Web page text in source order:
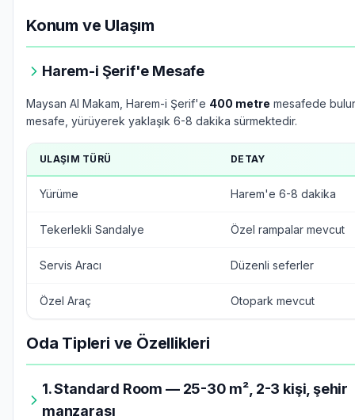
Konum ve Ulaşım
Harem-i Şerif'e Mesafe
Maysan Al Makam, Harem-i Şerif'e 400 metre mesafede
mesafe, yürüyerek yaklaşık 6-8 dakika sürmektedir.
ULAŞIM TÜRÜ DETAY
Yürüme Harem'e 6-8 dakika
Tekerlekli Sandalye Özel rampalar mevcut
Servis Aracı Düzenli seferler
Özel Araç Otopark mevcut
Oda Tipleri ve Özellikleri
1. Standard Room — 25-30 m², 2-3 kişi, şehir
manzarası